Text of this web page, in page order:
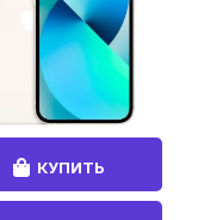
КУПИТЬ